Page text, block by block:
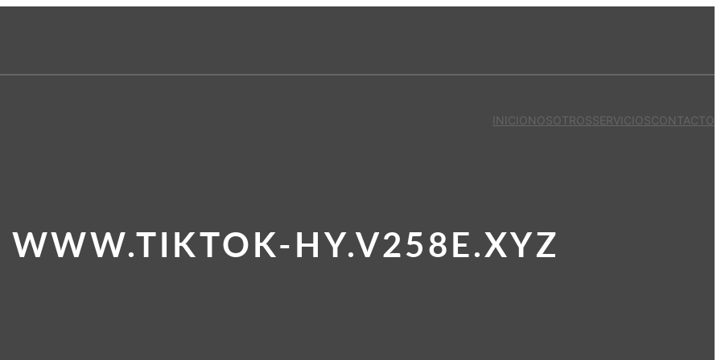
INICIONOSOTROSSERVICIOSCONTACTO
WWW.TIKTOK-HY.V258E.XYZ